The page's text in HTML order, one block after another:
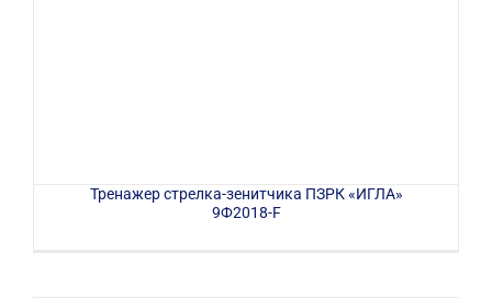
Тренажер стрелка-зенитчика ПЗРК «ИГЛА»
9Ф2018-F